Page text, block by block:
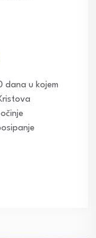
dana u kojem